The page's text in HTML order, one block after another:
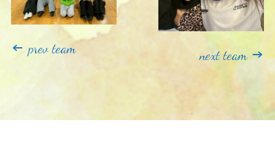
← prev team next team→